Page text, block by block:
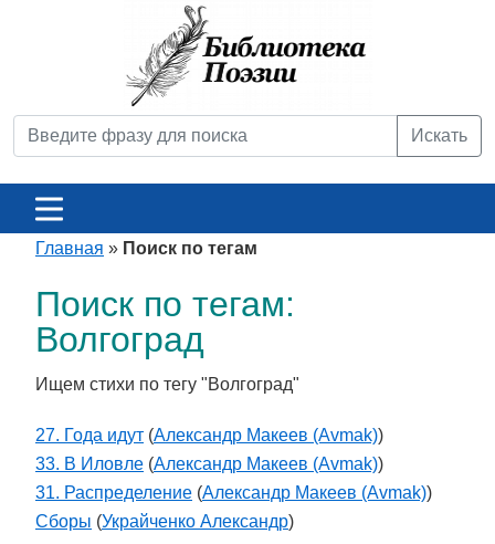
Искать
Главная » Поиск по тегам
Поиск по тегам:
Волгоград
Ищем стихи по тегу "Волгоград"
27. Года идут (Александр Макеев (Avmak))
33. В Иловле (Александр Макеев (Avmak))
31. Распределение (Александр Макеев (Avmak))
Сборы (Украйченко Александр)